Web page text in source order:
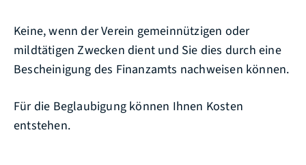
Keine, wenn der Verein gemeinnützigen oder
mildtätigen Zwecken dient und Sie dies durch eine
Bescheinigung des Finanzamts nachweisen können.
Für die Beglaubigung können Ihnen Kosten
entstehen.